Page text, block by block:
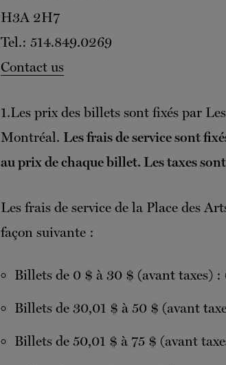
H3A 2H7
Tel.: 514.849.0269
Contact us
1.Les prix des billets sont fixés par
Montréal. Les frais de service sont
au prix de chaque billet. Les taxes
Les frais de service de la Place des
façon suivante :
Billets de 0 $ à 30 $ (avant taxes)
Billets de 30,01 $ à 50 $ (avant
Billets de 50,01 $ à 75 $ (avant